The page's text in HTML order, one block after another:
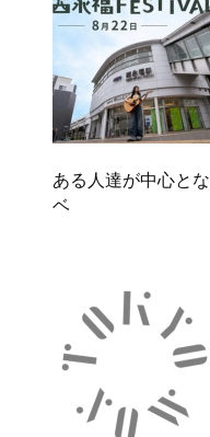
ある人達が中心と
ベ